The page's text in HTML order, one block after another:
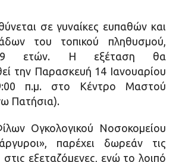
σε γυναίκες ευπαθών και
του τοπικού πληθυσμού,
69 ετών. Η εξέταση θα
την Παρασκευή 14 Ιανουαρίου
π.μ. στο Κέντρο Μαστού
Πατήσια).
Ογκολογικού Νοσοκομείου
παρέχει δωρεάν τις
εξεταζόμενες, ενώ το λοιπό